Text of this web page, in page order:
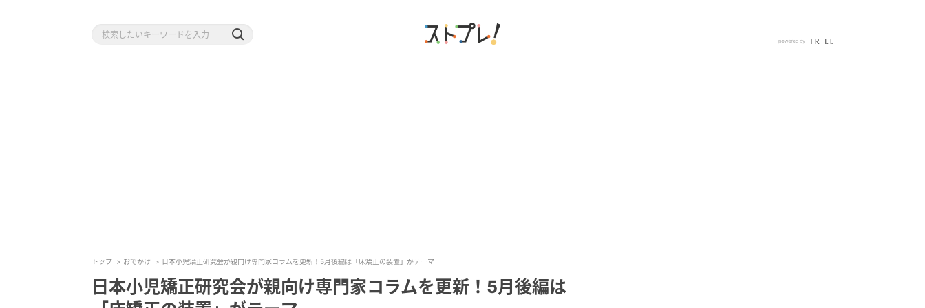
トップ おでかけ 日本小児矯正研究会が親向け専門家コラムを更新！5月後編は「床矯正の装置」がテーマ
日本小児矯正研究会が親向け専門家コラムを更新！5月後編は